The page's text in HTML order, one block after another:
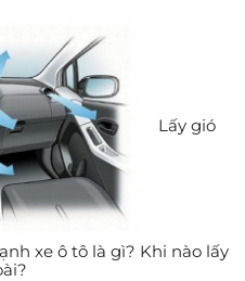
Lấy gió
xe ô tô là gì? Khi nào lấy